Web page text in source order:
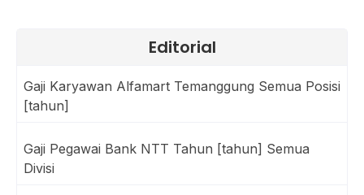
Editorial
Gaji Karyawan Alfamart Temanggung Semua Posisi
[tahun]
Gaji Pegawai Bank NTT Tahun [tahun] Semua
Divisi